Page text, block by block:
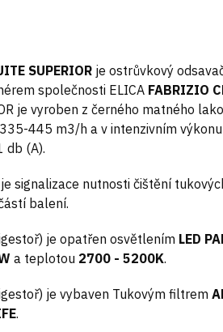
SUPERIOR je ostrůvkový
společnosti ELICA FABRIZIO
je vyroben z černého matného
445 m3/h a v intenzivním
db (A).
signalizace nutnosti čištění
balení.
je opatřen osvětlením LED
a teplotou 2700 - 5200K.
je vybaven Tukovým filtrem
.